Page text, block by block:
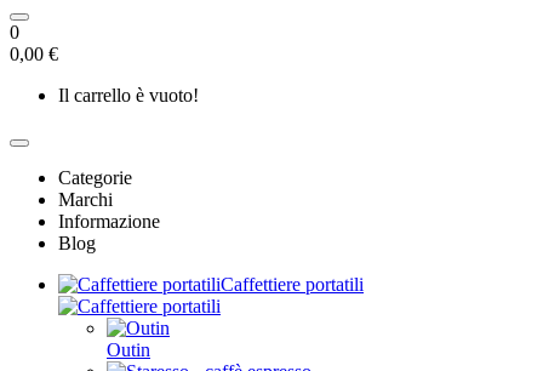
0
0,00 €
Il carrello è vuoto!
Categorie
Marchi
Informazione
Blog
Caffettiere portatili
Outin